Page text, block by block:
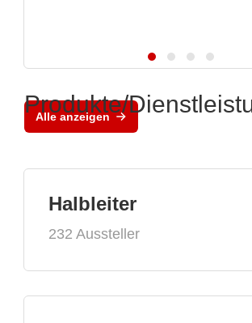
Alle anzeigen
Produkte/
Halbleiter
232 Aussteller